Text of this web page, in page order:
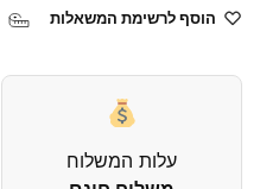
הוסף לרשימת המשאלות
עלות המשלוח